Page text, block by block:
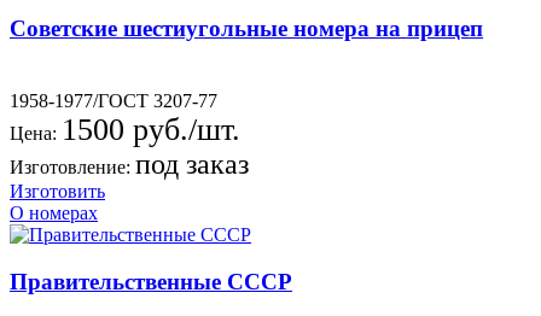
Советские шестиугольные номера на прицеп
1958-1977/ГОСТ 3207-77
Цена: 1500 руб./шт.
Изготовление: под заказ
Изготовить
О номерах
Правительственные СССР